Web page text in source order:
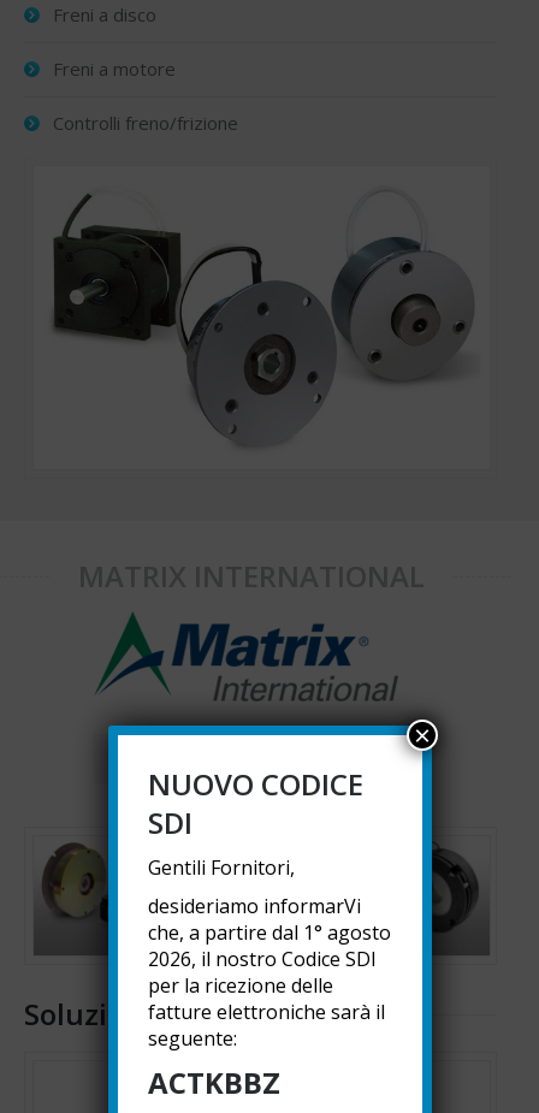
Freni a disco
Freni a motore
Controlli freno/frizione
Soluzioni frizione e freno
NUOVO CODICE
SDI
Gentili Fornitori,
desideriamo informarVi
che, a partire dal 1° agosto
2026, il nostro Codice SDI
per la ricezione delle
fatture elettroniche sarà il
seguente:
ACTKBBZ
×